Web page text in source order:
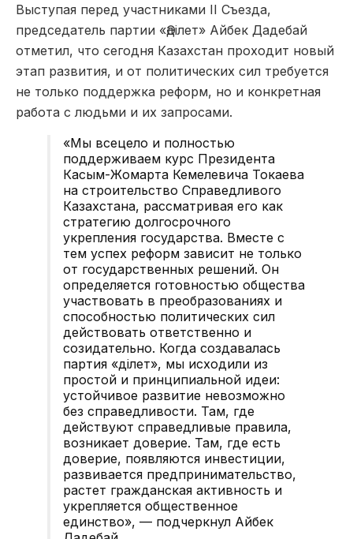
Выступая перед участниками II Съезда,
председатель партии «Әділет» Айбек Дадебай
отметил, что сегодня Казахстан проходит новый
этап развития, и от политических сил требуется
не только поддержка реформ, но и конкретная
работа с людьми и их запросами.
«Мы всецело и полностью
поддерживаем курс Президента
Касым-Жомарта Кемелевича Токаева
на строительство Справедливого
Казахстана, рассматривая его как
стратегию долгосрочного
укрепления государства. Вместе с
тем успех реформ зависит не только
от государственных решений. Он
определяется готовностью общества
участвовать в преобразованиях и
способностью политических сил
действовать ответственно и
созидательно. Когда создавалась
партия «Әділет», мы исходили из
простой и принципиальной идеи:
устойчивое развитие невозможно
без справедливости. Там, где
действуют справедливые правила,
возникает доверие. Там, где есть
доверие, появляются инвестиции,
развивается предпринимательство,
растет гражданская активность и
укрепляется общественное
единство», — подчеркнул Айбек